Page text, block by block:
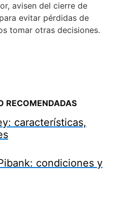
avisen del cierre de
evitar pérdidas de
tomar otras decisiones.
RECOMENDADAS
características,
condiciones y